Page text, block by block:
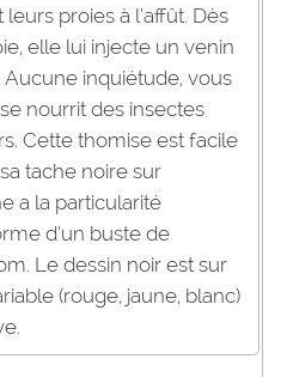
proies à l’affût. Dès
elle lui injecte un venin
inquiétude, vous
nourrit des insectes
Cette thomise est facile
tache noire sur
a la particularité
d’un buste de
Le dessin noir est sur
(rouge, jaune, blanc)